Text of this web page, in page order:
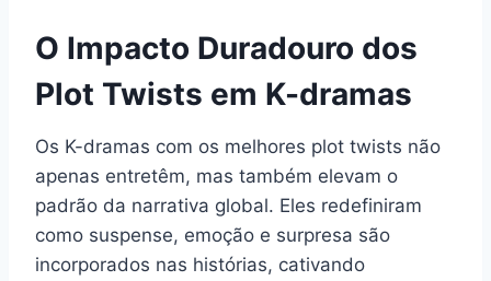
O Impacto Duradouro dos
Plot Twists em K-dramas
Os K-dramas com os melhores plot twists não
apenas entretêm, mas também elevam o
padrão da narrativa global. Eles redefiniram
como suspense, emoção e surpresa são
incorporados nas histórias, cativando